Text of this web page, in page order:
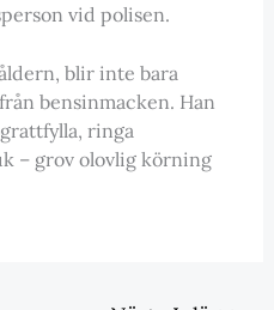
vid polisen.
blir inte bara
bensinmacken. Han
ringa
– grov olovlig körning